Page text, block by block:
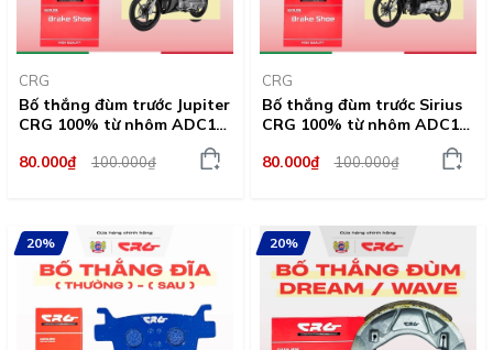
CRG
Bố thắng đùm trước Jupiter
CRG 100% từ nhôm ADC12
vượt trội
80.000₫ 100.000₫
CRG
Bố thắng đùm trước Sirius
CRG 100% từ nhôm ADC12
vượt trội
80.000₫ 100.000₫
20% 20%